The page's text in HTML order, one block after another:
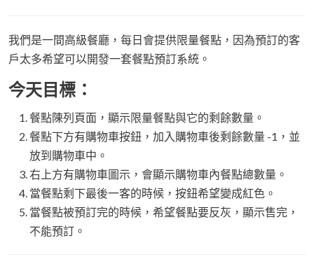
我們是一間高級餐廳，每日會提供限量餐點，因為預訂的客
戶太多希望可以開發一套餐點預訂系統。
今天目標：
餐點陳列頁面，顯示限量餐點與它的剩餘數量。
餐點下方有購物車按鈕，加入購物車後剩餘數量 -1，並
放到購物車中。
右上方有購物車圖示，會顯示購物車內餐點總數量。
當餐點剩下最後一客的時候，按鈕希望變成紅色。
當餐點被預訂完的時候，希望餐點要反灰，顯示售完，
不能預訂。